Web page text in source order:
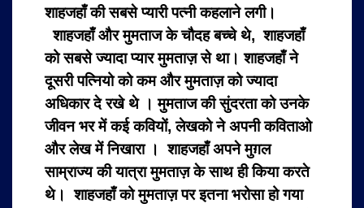
शाहजहाँ की सबसे प्यारी पत्नी कहलाने लगी।
शाहजहाँ और मुमताज के चौदह बच्चे थे, शाहजहाँ
को सबसे ज्यादा प्यार मुमताज़ से था। शाहजहाँ ने
दूसरी पत्नियो को कम और मुमताज़ को ज्यादा
अधिकार दे रखे थे । मुमताज की सुंदरता को उनके
जीवन भर में कई कवियों, लेखको ने अपनी कविताओ
और लेख में निखारा । शाहजहाँ अपने मुग़ल
साम्राज्य की यात्रा मुमताज़ के साथ ही किया करते
थे। शाहजहाँ को मुमताज़ पर इतना भरोसा हो गया